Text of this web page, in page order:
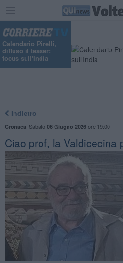
Calendario Pirelli,
diffuso il teaser:
focus sull'India
Indietro
Cronaca Sabato 06 Giugno 2026ore 19:00
Ciao prof, la Valdicecina